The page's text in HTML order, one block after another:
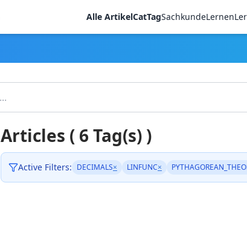
Alle ArtikelCatTagSachkunde
Articles ( 6 Tag(s) )
Active Filters: DECIMALS× LINFUNC×